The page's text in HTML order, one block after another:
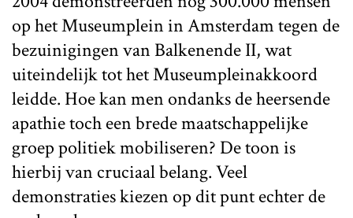
op het Museumplein in Amsterdam tegen de
bezuinigingen van Balkenende II, wat
uiteindelijk tot het Museumpleinakkoord
leidde. Hoe kan men ondanks de heersende
apathie toch een brede maatschappelijke
groep politiek mobiliseren? De toon is
hierbij van cruciaal belang. Veel
demonstraties kiezen op dit punt echter de